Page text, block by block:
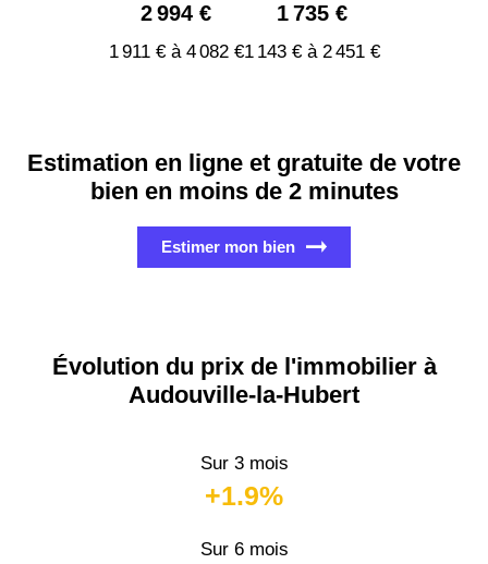
2 994 €
1 911 € à 4 082 €
1 735 €
1 143 € à 2 451 €
Estimation en ligne et gratuite de votre
bien en moins de 2 minutes
Estimer mon bien
Évolution du prix de l'immobilier à
Audouville-la-Hubert
Sur 3 mois
+1.9%
Sur 6 mois